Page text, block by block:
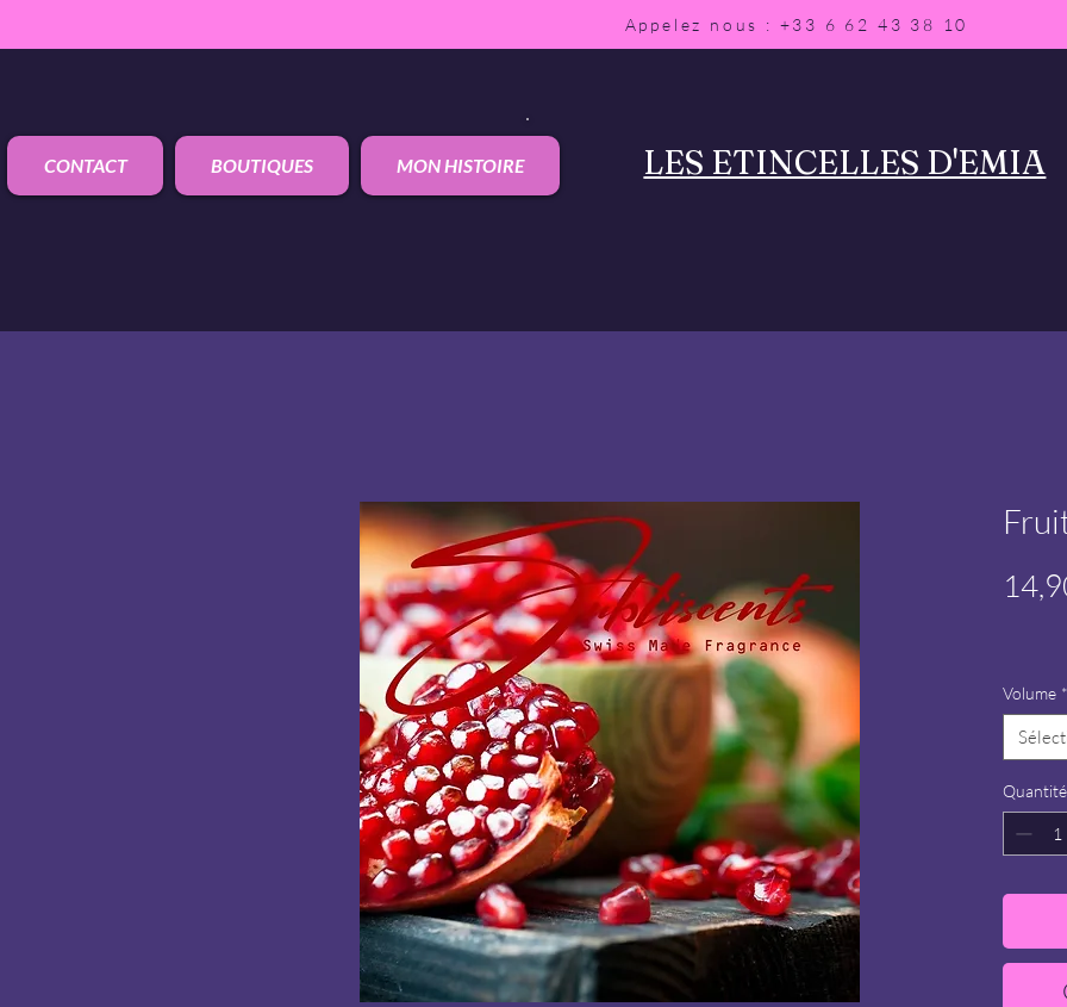
Appelez nous : +33 6 62 43 38 10
CONTACT BOUTIQUES MON HISTOIRE LES ETINCELLES D'EMIA
Volume *
Quantité